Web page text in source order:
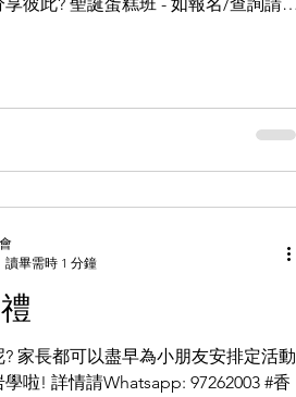
家長都可以盡早為小朋友安排定活動
啦! 詳情請Whatsapp: 97262003 #香
讀畢需時 1 分鐘